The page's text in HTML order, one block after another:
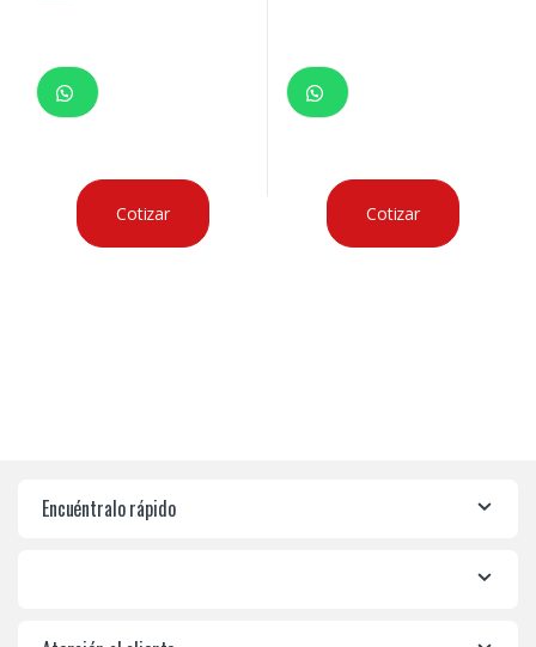
Cotizar Cotizar
Encuéntralo rápido